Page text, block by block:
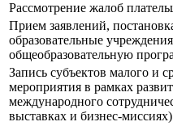
Рассмотрение жалоб
Прием заявлений,
образовательные
общеобразовательную
Запись субъектов малого и
мероприятия в рамках
международного
выставках и бизнес-миссиях)